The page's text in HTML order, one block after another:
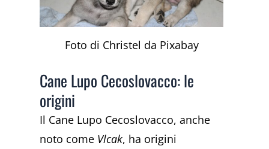
Foto di Christel da Pixabay
Cane Lupo Cecoslovacco: le
origini
Il Cane Lupo Cecoslovacco, anche
noto come Vlcak, ha origini